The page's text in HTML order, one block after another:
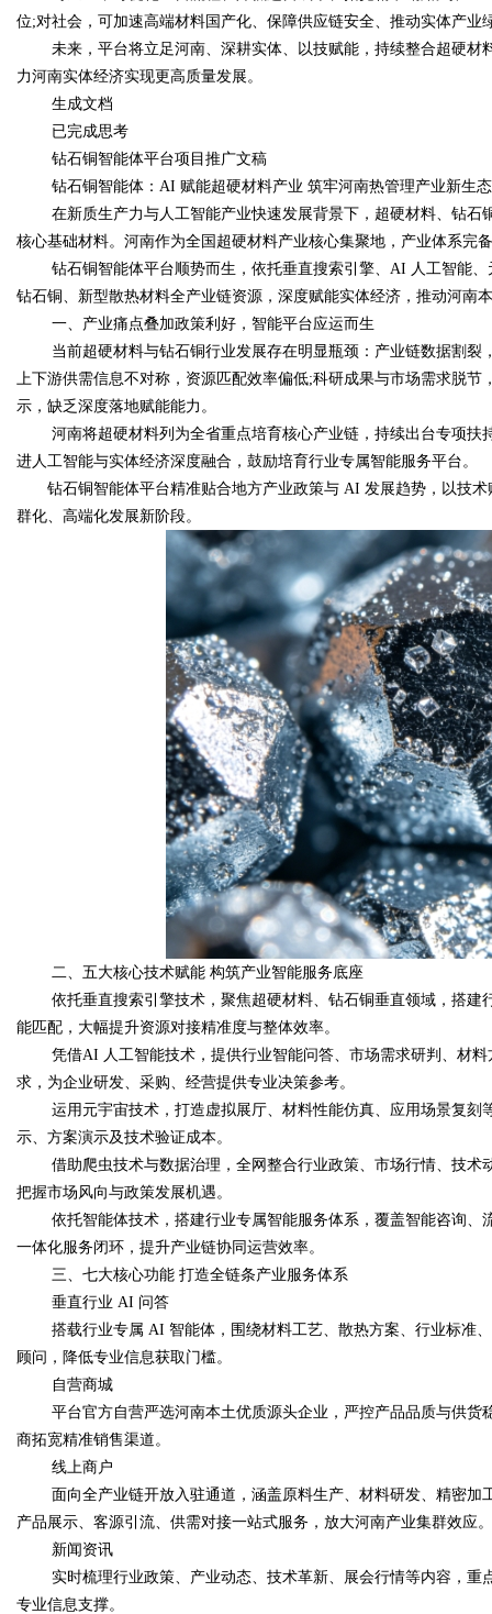
位;对社会，可加速高端材料国产化、保障供应链安全、推动实体产业
未来，平台将立足河南、深耕实体、以技赋能，持续整合超硬
力河南实体经济实现更高质量发展。
生成文档
已完成思考
钻石铜智能体平台项目推广文稿
钻石铜智能体：AI 赋能超硬材料产业 筑牢河南热管理产业新生态
在新质生产力与人工智能产业快速发展背景下，超硬材料、钻
核心基础材料。河南作为全国超硬材料产业核心集聚地，产业体系完
钻石铜智能体平台顺势而生，依托垂直搜索引擎、AI 人工智能
钻石铜、新型散热材料全产业链资源，深度赋能实体经济，推动河南
一、产业痛点叠加政策利好，智能平台应运而生
当前超硬材料与钻石铜行业发展存在明显瓶颈：产业链数据割
上下游供需信息不对称，资源匹配效率偏低;科研成果与市场需求脱
示，缺乏深度落地赋能能力。
河南将超硬材料列为全省重点培育核心产业链，持续出台专项
进人工智能与实体经济深度融合，鼓励培育行业专属智能服务平台。
钻石铜智能体平台精准贴合地方产业政策与 AI 发展趋势，以技
群化、高端化发展新阶段。
二、五大核心技术赋能 构筑产业智能服务底座
依托垂直搜索引擎技术，聚焦超硬材料、钻石铜垂直领域，搭
能匹配，大幅提升资源对接精准度与整体效率。
凭借AI 人工智能技术，提供行业智能问答、市场需求研判、材
求，为企业研发、采购、经营提供专业决策参考。
运用元宇宙技术，打造虚拟展厅、材料性能仿真、应用场景复
示、方案演示及技术验证成本。
借助爬虫技术与数据治理，全网整合行业政策、市场行情、技
把握市场风向与政策发展机遇。
依托智能体技术，搭建行业专属智能服务体系，覆盖智能咨询
一体化服务闭环，提升产业链协同运营效率。
三、七大核心功能 打造全链条产业服务体系
垂直行业 AI 问答
搭载行业专属 AI 智能体，围绕材料工艺、散热方案、行业标准
顾问，降低专业信息获取门槛。
自营商城
平台官方自营严选河南本土优质源头企业，严控产品品质与供
商拓宽精准销售渠道。
线上商户
面向全产业链开放入驻通道，涵盖原料生产、材料研发、精密
产品展示、客源引流、供需对接一站式服务，放大河南产业集群效应。
新闻资讯
实时梳理行业政策、产业动态、技术革新、展会行情等内容，
专业信息支撑。